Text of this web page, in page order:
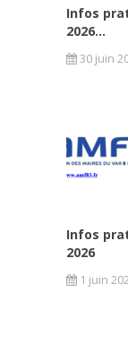
Infos
2026...
30 juin
Infos
2026
1 juin